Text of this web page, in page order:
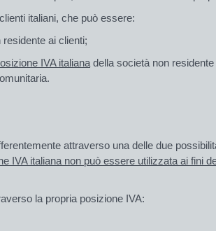
italiani, che può essere:
ai clienti;
IVA italiana della società non residente
attraverso una delle due
IVA italiana non può essere utilizzata ai fini
la propria posizione IVA: